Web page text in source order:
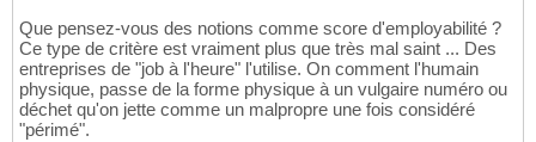
Que pensez-vous des notions comme score d'employabilité ?
Ce type de critère est vraiment plus que très mal saint ... Des
entreprises de "job à l'heure" l'utilise. On comment l'humain
physique, passe de la forme physique à un vulgaire numéro ou
déchet qu'on jette comme un malpropre une fois considéré
"périmé".